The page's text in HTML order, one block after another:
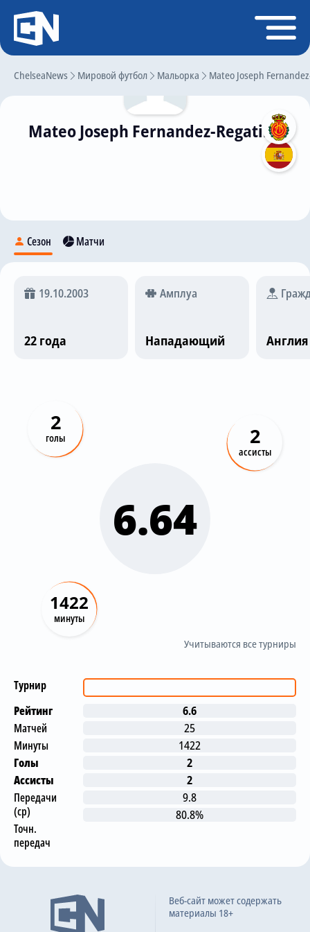
ChelseaNews Мировой футбол Мальорка Mateo Joseph
Mateo Joseph Fernandez-Regatillo
Сезон Матчи
19.10.2003
22 года
Амплуа
Нападающий Англия
6.64
2
голы 2
ассисты
1422
минуты
Учитываются все турниры
Турнир
Рейтинг
Матчей
Минуты
Голы
Ассисты
Передачи
(ср)
Точн.
передач
6.6
25
1422
2
2
9.8
80.8%
Последние матчи
Веб-сайт может содержать
материалы 18+
Регистрация
Главная
Чат
Статистика
Календарь игр
Трансляции
Контакты